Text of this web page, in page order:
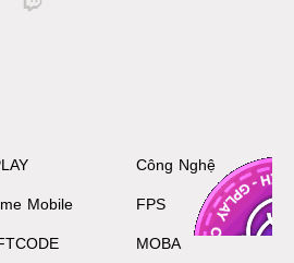
Mobile
Công Nghệ
FPS
MOBA